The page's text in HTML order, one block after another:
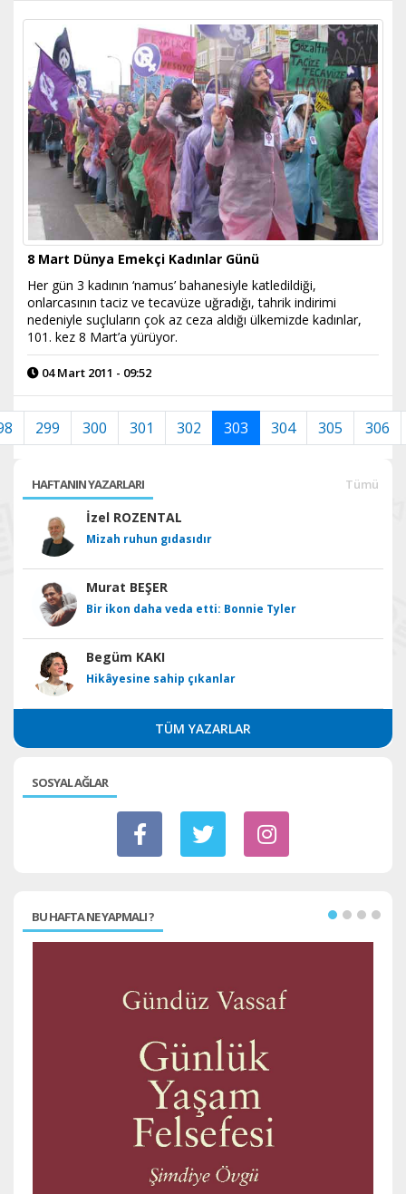
8 Mart Dünya Emekçi Kadınlar Günü
Her gün 3 kadının ‘namus’ bahanesiyle katledildiği,
onlarcasının taciz ve tecavüze uğradığı, tahrik indirimi
nedeniyle suçluların çok az ceza aldığı ülkemizde kadınlar,
101. kez 8 Mart’a yürüyor.
04 Mart 2011 - 09:52
299 300 301 302 303 304 305 306
HAFTANIN YAZARLARI Tümü
İzel ROZENTAL
Mizah ruhun gıdasıdır
Murat BEŞER
Bir ikon daha veda etti: Bonnie Tyler
Begüm KAKI
Hikâyesine sahip çıkanlar
TÜM YAZARLAR
SOSYAL AĞLAR
BU HAFTA NE YAPMALI ?